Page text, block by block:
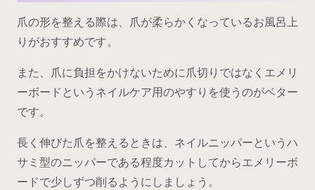
爪の形を整える際は、爪が柔らかくなっているお風呂上
りがおすすめです。
また、爪に負担をかけないために爪切りではなくエメリ
ーボードというネイルケア用のやすりを使うのがベター
です。
長く伸びた爪を整えるときは、ネイルニッパーというハ
サミ型のニッパーである程度カットしてからエメリーボ
ードで少しずつ削るようにしましょう。